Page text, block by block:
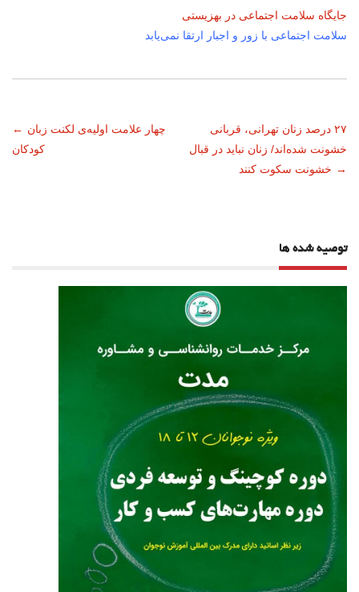
جایگاه سلامت اجتماعی در بهزیستی
سلامت اجتماعی با زور و اجبار ارتقا نمی‌یابد
ناوبری
نوشته
← چهار علامت اولیه‌ی لکنت زبان
کودکان
۲۷ درصد زنان تهرانی، قربانی
خشونت شده‌اند/ زنان نباید در قبال
خشونت سکوت کنند →
توصیه شده ها